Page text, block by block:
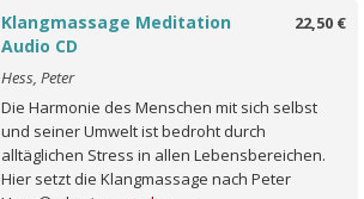
22,50 €
Klangmassage Meditation
Audio CD
Hess, Peter
Die Harmonie des Menschen mit sich selbst
und seiner Umwelt ist bedroht durch
alltäglichen Stress in allen Lebensbereichen.
Hier setzt die Klangmassage nach Peter